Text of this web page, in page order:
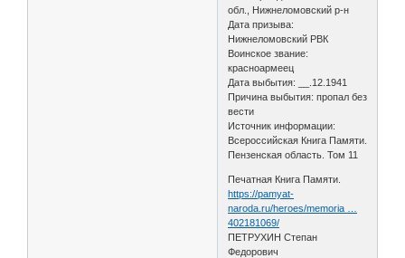
обл., Нижнеломовский р-н
Дата призыва:
Нижнеломовский РВК
Воинское звание:
красноармеец
Дата выбытия: __.12.1941
Причина выбытия: пропал без
вести
Источник информации:
Всероссийская Книга Памяти.
Пензенская область. Том 11
Печатная Книга Памяти.
https://pamyat-
naroda.ru/heroes/memoria …
402181069/
ПЕТРУХИН Степан
Федорович